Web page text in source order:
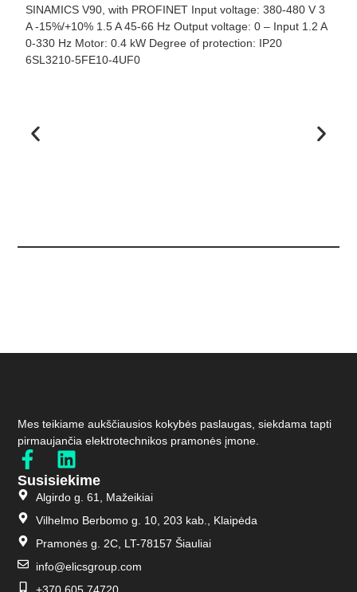
SINAMICS V90, with PROFINET Input voltage: 380-480 V 3
A -15%/+10% 1.5 A 45-66 Hz Output voltage: 0 – Input 1.2 A
0-330 Hz Motor: 0.4 kW Degree of protection: IP20
6SL3210-5FE10-4UF0
Mes teikiame aukščiausios kokybės paslaugas, siekdama tapti
pirmaujančia elektrotechnikos pramonės įmone.
Susisiekime
Algirdo g. 61, Mažeikiai
Vilhelmo Berbomo g. 10, 203 kab., Klaipėda
Pramonės g. 2C, LT-78157 Šiauliai
info@elicsgroup.com